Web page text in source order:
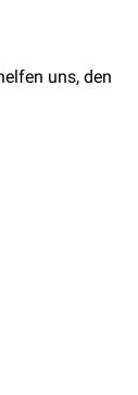
zu denDrüsen
uns, den